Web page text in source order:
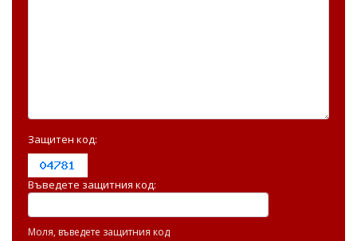
Защитен код:
Въведете защитния код:
Моля, въведете защитния код